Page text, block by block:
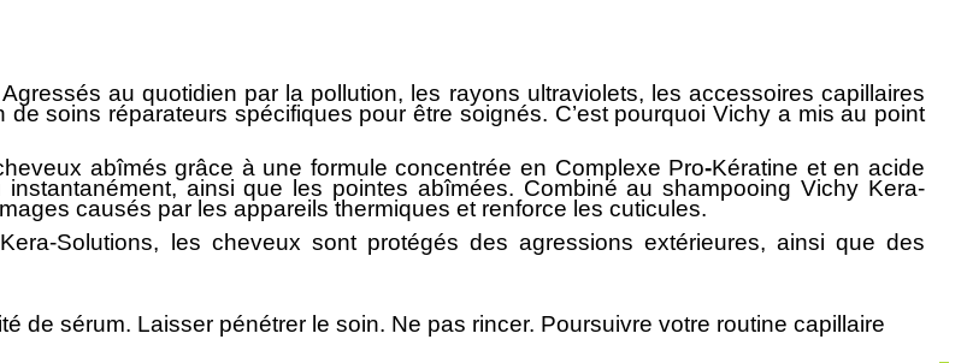
au quotidien par la pollution, les rayons ultraviolets, les accessoires capillaires
soins réparateurs spécifiques pour être soignés. C’est pourquoi Vichy a mis au point
abîmés grâce à une formule concentrée en Complexe Pro-Kératine et enacide
ainsi que les pointes abîmées. Combiné au shampooing Vichy Kera-
causés par les appareils thermiques et renforce les cuticules.
Solutions, les cheveux sont protégés des agressions extérieures, ainsi que des
de sérum. Laisser pénétrer le soin. Ne pas rincer. Poursuivre votre routine capillaire